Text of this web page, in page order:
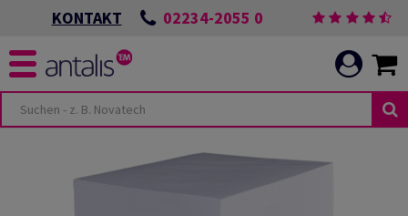
KONTAKT 02234-2055 0